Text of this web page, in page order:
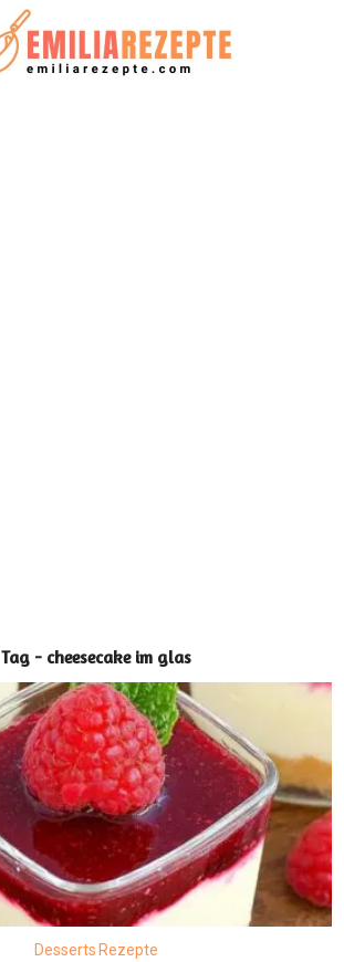
Tag - cheesecake im glas
Desserts Rezepte